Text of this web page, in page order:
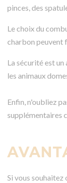
pinces, des
Le choix du
charbon peuvent
La sécurité est
les animaux
Enfin, n'oubliez
supplémentaires
Si vous souhaitez